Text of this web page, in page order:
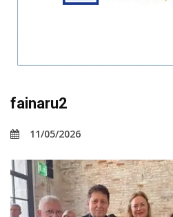
fainaru2
11/05/2026